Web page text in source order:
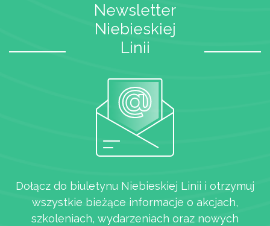
Newsletter
Niebieskiej
Linii
Dołącz do biuletynu Niebieskiej Linii i otrzymuj
wszystkie bieżące informacje o akcjach,
szkoleniach, wydarzeniach oraz nowych